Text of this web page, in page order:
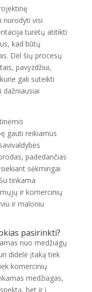
nurodyti visi
turėtų atitikti
kad būtų
Dėl šių procesų
pavyzdžiui,
gali suteikti
gauti reikiamus
padedančias
sėkmingai
tinkama
ir komercinių
ir maloniu
pasirinkti?
nuo medžiagų
didelė įtaką tiek
komercinių
medžiagas,
bet ir į